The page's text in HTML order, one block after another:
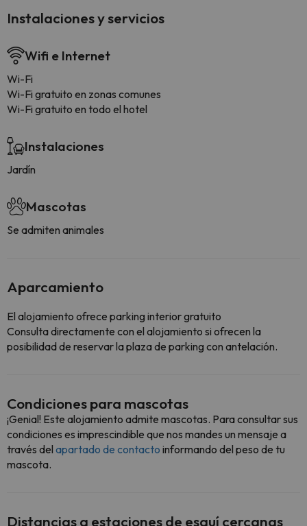
Instalaciones y servicios
Wifi e Internet
Wi-Fi
Wi-Fi gratuito en zonas comunes
Wi-Fi gratuito en todo el hotel
Instalaciones
Jardín
Mascotas
Se admiten animales
Aparcamiento
El alojamiento ofrece parking interior gratuito
Consulta directamente con el alojamiento si ofrecen la
posibilidad de reservar la plaza de parking con antelación.
Condiciones para mascotas
¡Genial! Este alojamiento admite mascotas. Para consultar sus
condiciones es imprescindible que nos mandes un mensaje a
través del apartado de contacto informando del peso de tu
mascota.
Distancias a estaciones de esquí cercanas